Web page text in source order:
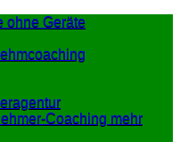
ohne Geräte
Coaching mehr